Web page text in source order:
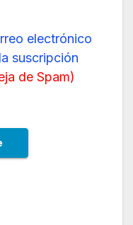
electrónico
suscripción
de Spam)